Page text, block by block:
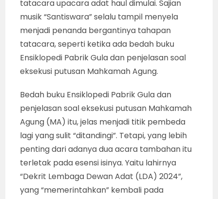
tatacara upacara adat haul dimulai. Sajian
musik “Santiswara” selalu tampil menyela
menjadi penanda bergantinya tahapan
tatacara, seperti ketika ada bedah buku
Ensiklopedi Pabrik Gula dan penjelasan soal
eksekusi putusan Mahkamah Agung.
Bedah buku Ensiklopedi Pabrik Gula dan
penjelasan soal eksekusi putusan Mahkamah
Agung (MA) itu, jelas menjadi titik pembeda
lagi yang sulit “ditandingi”. Tetapi, yang lebih
penting dari adanya dua acara tambahan itu
terletak pada esensi isinya. Yaitu lahirnya
“Dekrit Lembaga Dewan Adat (LDA) 2024”,
yang “memerintahkan” kembali pada